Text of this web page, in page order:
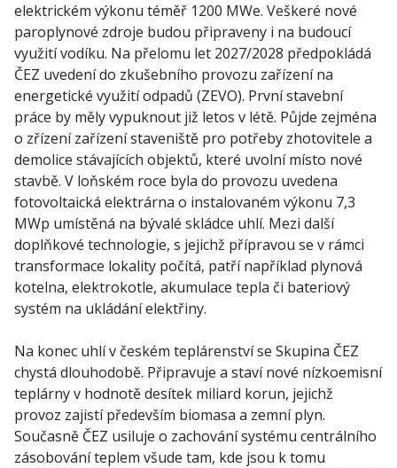
elektrickém výkonu téměř 1200 MWe. Veškeré nové
paroplynové zdroje budou připraveny i na budoucí
využití vodíku. Na přelomu let 2027/2028 předpokládá
ČEZ uvedení do zkušebního provozu zařízení na
energetické využití odpadů (ZEVO). První stavební
práce by měly vypuknout již letos v létě. Půjde zejména
o zřízení zařízení staveniště pro potřeby zhotovitele a
demolice stávajících objektů, které uvolní místo nové
stavbě. V loňském roce byla do provozu uvedena
fotovoltaická elektrárna o instalovaném výkonu 7,3
MWp umístěná na bývalé skládce uhlí. Mezi další
doplňkové technologie, s jejichž přípravou se v rámci
transformace lokality počítá, patří například plynová
kotelna, elektrokotle, akumulace tepla či bateriový
systém na ukládání elektřiny.
Na konec uhlí v českém teplárenství se Skupina ČEZ
chystá dlouhodobě. Připravuje a staví nové nízkoemisní
teplárny v hodnotě desítek miliard korun, jejichž
provoz zajistí především biomasa a zemní plyn.
Současně ČEZ usiluje o zachování systému centrálního
zásobování teplem všude tam, kde jsou k tomu